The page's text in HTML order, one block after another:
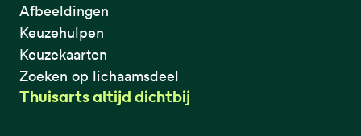
Afbeeldingen
Keuzehulpen
Keuzekaarten
Zoeken op lichaamsdeel
Thuisarts altijd dichtbij